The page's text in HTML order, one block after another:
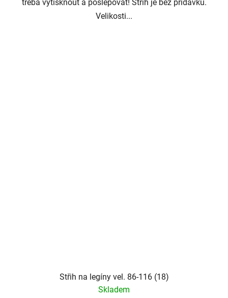
třeba vytisknout a poslepovat! Střih je bez přídavků.
Velikosti...
Střih na legíny vel. 86-116 (18)
Skladem